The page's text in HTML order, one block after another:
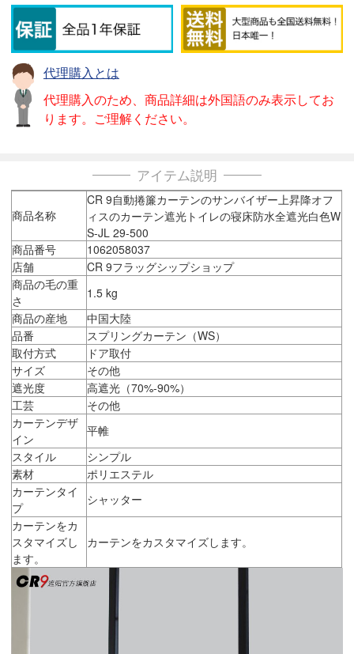
代理購入とは
代理購入のため、商品詳細は外国語のみ表示してお
ります。ご理解ください。
アイテム説明
商品名称
CR 9自動捲簾カーテンのサンバイザー上昇降オフ
ィスのカーテン遮光トイレの寝床防水全遮光白色W
S-JL 29-500
商品番号
1062058037
店舗
CR 9フラッグシップショップ
商品の毛の重
さ
1.5 kg
商品の産地
中国大陸
品番
スプリングカーテン（WS）
取付方式
ドア取付
サイズ
その他
遮光度
高遮光（70%-90%）
工芸
その他
カーテンデザ
イン
平帷
スタイル
シンプル
素材
ポリエステル
カーテンタイ
プ
シャッター
カーテンをカ
スタマイズし
ます。
カーテンをカスタマイズします。